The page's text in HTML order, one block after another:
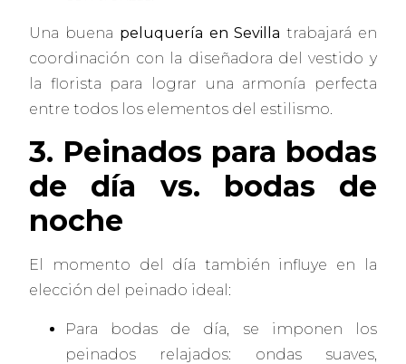
Una buena peluquería en Sevilla trabajará en
coordinación con la diseñadora del vestido y
la florista para lograr una armonía perfecta
entre todos los elementos del estilismo.
3. Peinados para bodas
de día vs. bodas de
noche
El momento del día también influye en la
elección del peinado ideal:
Para bodas de día, se imponen los
peinados relajados: ondas suaves,